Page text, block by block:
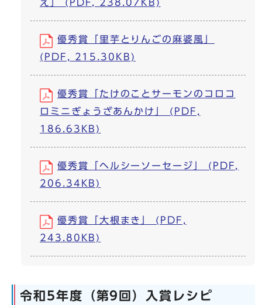
え」 (PDF, 238.07KB)
優秀賞「里芋とりんごの麻婆風」
(PDF, 215.30KB)
優秀賞「たけのことサーモンのコロコ
ロミニぎょうざあんかけ」 (PDF,
186.63KB)
優秀賞「ヘルシーソーセージ」 (PDF,
206.34KB)
優秀賞「大根まき」 (PDF,
243.80KB)
令和5年度（第9回）入賞レシピ